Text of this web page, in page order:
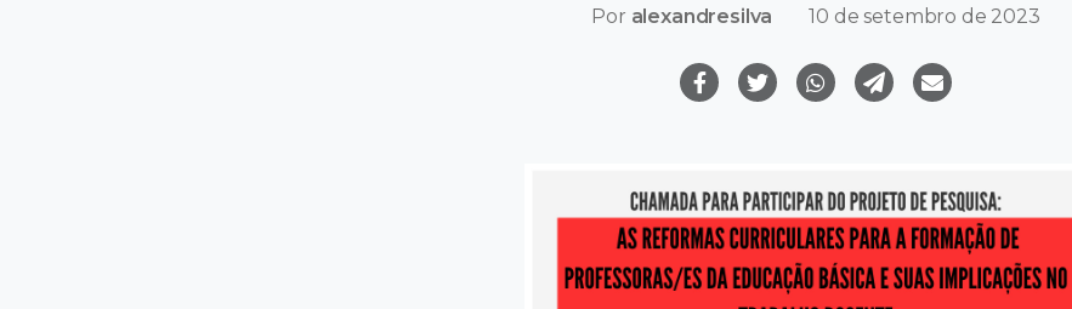
Por alexandresilva 10 de setembro de 2023